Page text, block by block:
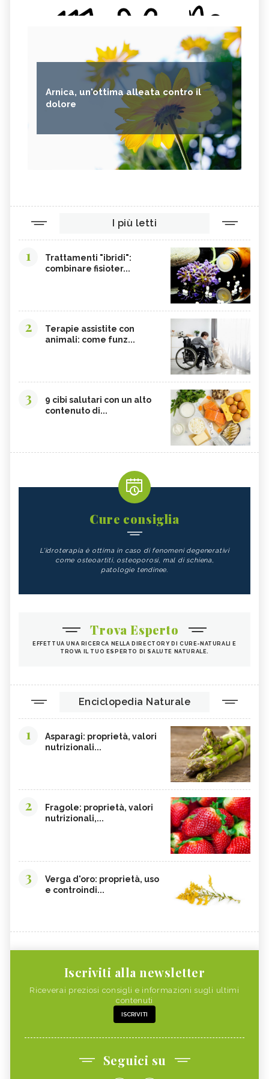
OLIO ESSENZIALE DI BENZOINO
OLIO ESSENZIALE DI CUMINO
OLIO ESSENZIALE DI LITSEA
Arnica, un'ottima alleata contro il
dolore
I più letti
1
Trattamenti "ibridi":
combinare fisioter...
2
Terapie assistite con
animali: come funz...
3
9 cibi salutari con un alto
contenuto di...
Cure consiglia
L'idroterapia è ottima in caso di fenomeni degenerativi
come osteoartiti, osteoporosi, mal di schiena,
patologie tendinee.
Trova Esperto
EFFETTUA UNA RICERCA NELLA DIRECTORY DI CURE-NATURALI E
TROVA IL TUO ESPERTO DI SALUTE NATURALE.
Enciclopedia Naturale
1
Asparagi: proprietà, valori
nutrizionali...
2
Fragole: proprietà, valori
nutrizionali,...
3
Verga d'oro: proprietà, uso
e controindi...
Iscriviti alla newsletter
Riceverai preziosi consigli e informazioni sugli ultimi
contenuti
ISCRIVITI
Seguici su